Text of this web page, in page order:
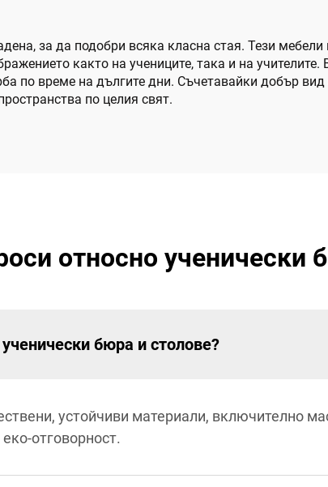
за да подобри всяка класна стая. Тези
както на учениците, така и на
по време на дългите дни. Съчетавайки добър
по целия свят.
относно ученически
бюра и столове?
устойчиви материали, включително
отговорност.